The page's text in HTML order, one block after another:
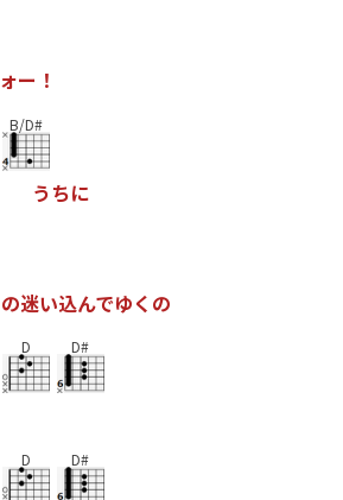
ォー ！
B/D#
う ちに
の迷い込んでゆく の
D D#
D D#